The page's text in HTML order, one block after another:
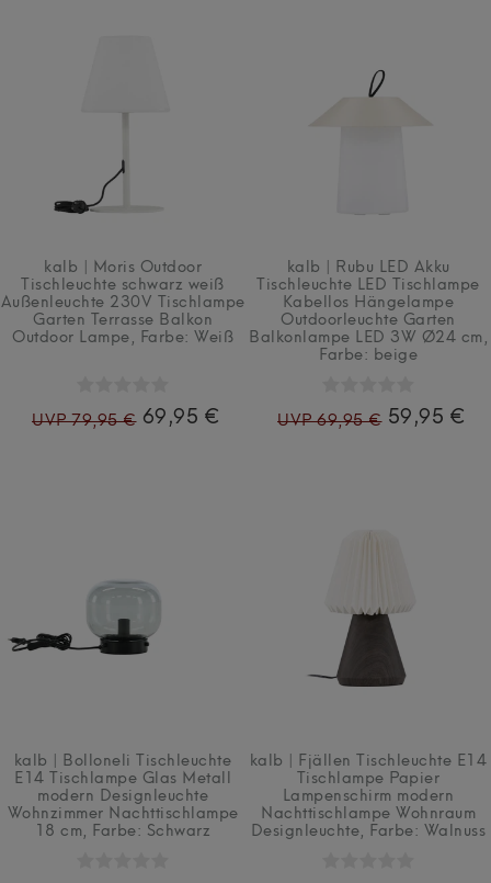
kalb | Moris Outdoor
Tischleuchte schwarz weiß
Außenleuchte 230V Tischlampe
Garten Terrasse Balkon
Outdoor Lampe , Farbe: Weiß
UVP 79,95 € 69,95 €
kalb | Rubu LED Akku
Tischleuchte LED Tischlampe
Kabellos Hängelampe
Outdoorleuchte Garten
Balkonlampe LED 3W Ø24 cm ,
Farbe: beige
UVP 69,95 € 59,95 €
kalb | Bolloneli Tischleuchte
E14 Tischlampe Glas Metall
modern Designleuchte
Wohnzimmer Nachttischlampe
18 cm , Farbe: Schwarz
kalb | Fjällen Tischleuchte E14
Tischlampe Papier
Lampenschirm modern
Nachttischlampe Wohnraum
Designleuchte, Farbe: Walnuss